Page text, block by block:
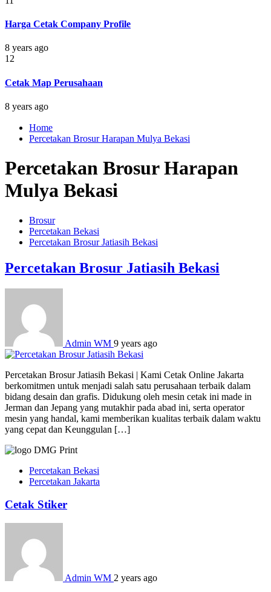
Harga Cetak Company Profile
8 years ago
12
Cetak Map Perusahaan
8 years ago
Home
Percetakan Brosur Harapan Mulya Bekasi
Percetakan Brosur Harapan
Mulya Bekasi
Brosur
Percetakan Bekasi
Percetakan Brosur Jatiasih Bekasi
Percetakan Brosur Jatiasih Bekasi
Admin WM 9 years ago
Percetakan Brosur Jatiasih Bekasi | Kami Cetak Online Jakarta
berkomitmen untuk menjadi salah satu perusahaan terbaik dalam
bidang desain dan grafis. Didukung oleh mesin cetak ini made in
Jerman dan Jepang yang mutakhir pada abad ini, serta operator
mesin yang handal, kami memberikan kualitas terbaik dalam waktu
yang cepat dan Keunggulan […]
Percetakan Bekasi
Percetakan Jakarta
Cetak Stiker
Admin WM 2 years ago